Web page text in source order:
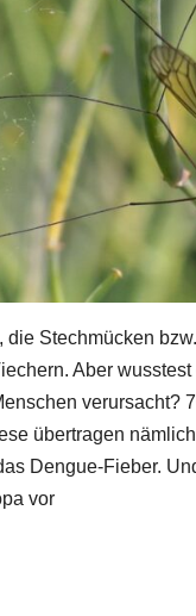
Stechmücken
Aber
übertragen
Dengue-Fieber.
vor